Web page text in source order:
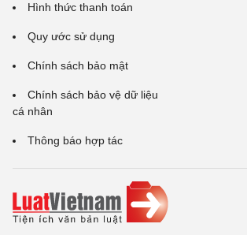
Hình thức thanh toán
Quy ước sử dụng
Chính sách bảo mật
Chính sách bảo vệ dữ liệu
cá nhân
Thông báo hợp tác